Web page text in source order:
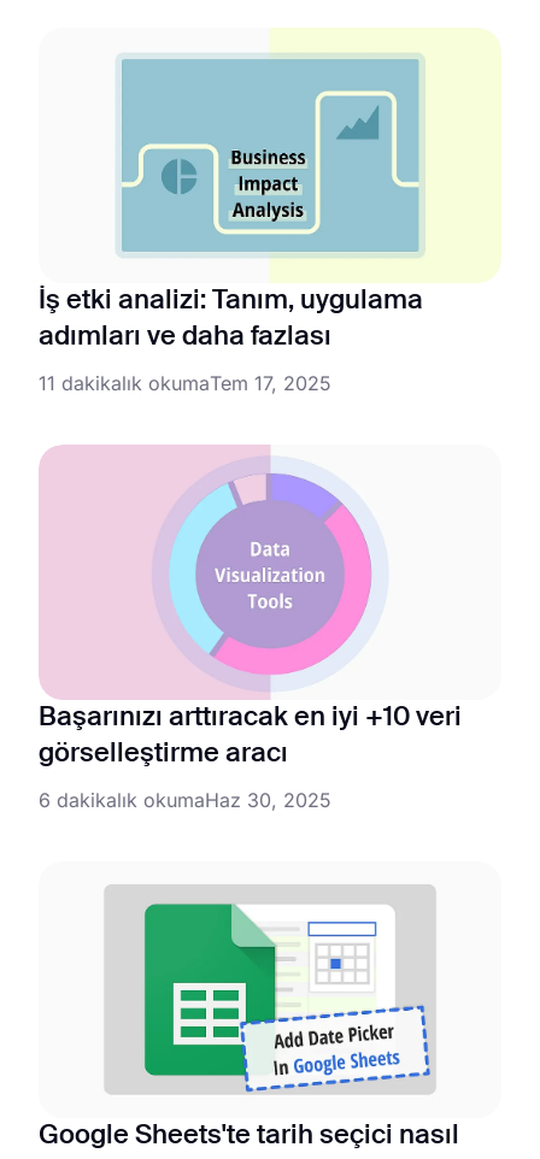
İş etki analizi: Tanım, uygulama
adımları ve daha fazlası
11 dakikalık okumaTem 17, 2025
Başarınızı arttıracak en iyi +10 veri
görselleştirme aracı
6 dakikalık okumaHaz 30, 2025
Google Sheets'te tarih seçici nasıl